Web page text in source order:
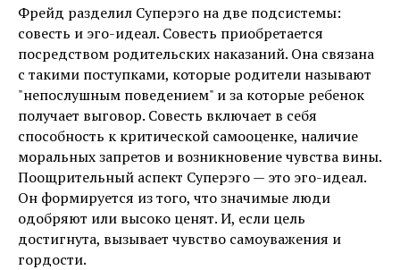
Фрейд разделил Cуперэго на две подсистемы:
совесть и эго-идеал. Совесть приобретается
посредством родительских наказаний. Она связана
с такими поступками, которые родители называют
"непослушным поведением" и за которые ребенок
получает выговор. Совесть включает в себя
способность к критической самооценке, наличие
моральных запретов и возникновение чувства вины.
Поощрительный аспект Cуперэго — это эго-идеал.
Он формируется из того, что значимые люди
одобряют или высоко ценят. И, если цель
достигнута, вызывает чувство самоуважения и
гордости.